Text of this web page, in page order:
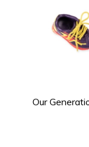
Our